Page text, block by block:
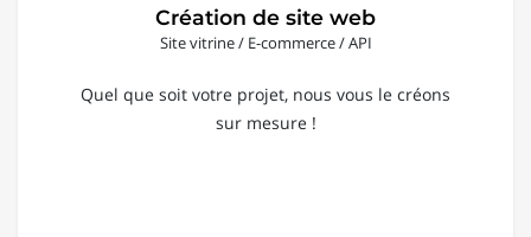
Création de site web
Site vitrine / E-commerce / API
Quel que soit votre projet, nous vous le créons
sur mesure !